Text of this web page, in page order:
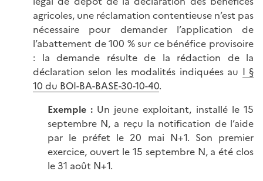
agricoles, une réclamation contentieuse n’est pas
nécessaire pour demander l’application de
l’abattement de 100 % sur ce bénéfice provisoire
: la demande résulte de la rédaction de la
déclaration selon les modalités indiquées au I §
10 du BOI-BA-BASE-30-10-40.
Exemple :Un jeune exploitant, installé le 15
septembre N, a reçu la notification de l’aide
par le préfet le 20 mai N+1. Son premier
exercice, ouvert le 15 septembre N, a été clos
le 31 août N+1.